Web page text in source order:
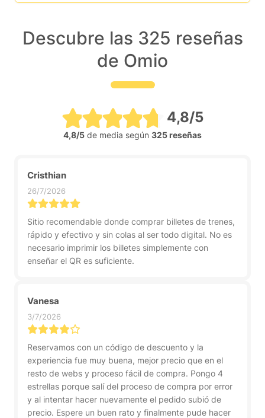
Descubre las 325 reseñas
de Omio
4,8/5
4,8/5 de media según 325 reseñas
Cristhian
26/7/2026
Sitio recomendable donde comprar billetes de trenes,
rápido y efectivo y sin colas al ser todo digital. No es
necesario imprimir los billetes simplemente con
enseñar el QR es suficiente.
Vanesa
3/7/2026
Reservamos con un código de descuento y la
experiencia fue muy buena, mejor precio que en el
resto de webs y proceso fácil de compra. Pongo 4
estrellas porque salí del proceso de compra por error
y al intentar hacer nuevamente el pedido subió de
precio. Espere un buen rato y finalmente pude hacer